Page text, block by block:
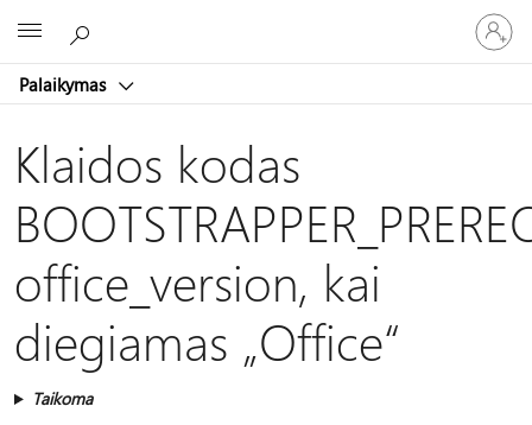
Palaikymas
prie
paskyros
Klaidos kodas
office_version, kai
diegiamas „Office“
Taikoma